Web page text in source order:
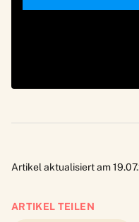
Artikel aktualisiert am
ARTIKEL TEILEN